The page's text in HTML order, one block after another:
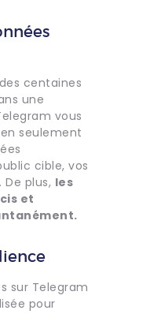
centaines
une
vous
seulement
cible, vos
plus, les
et
sur Telegram
pour